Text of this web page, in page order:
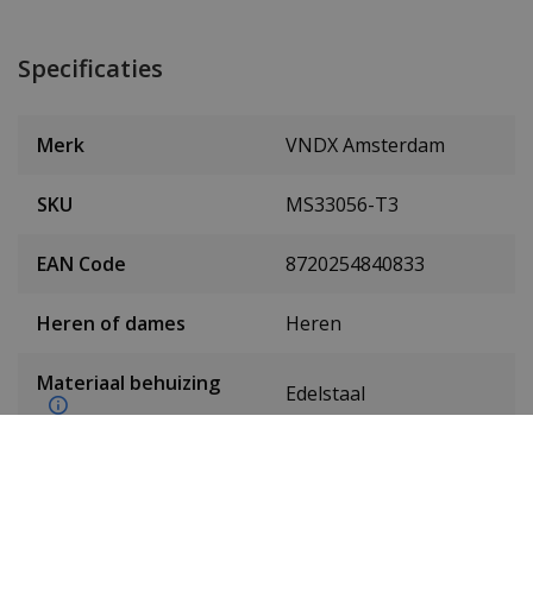
Specificaties
Merk VNDX Amsterdam
SKU MS33056-T3
EAN Code 8720254840833
Heren of dames Heren
Materiaal behuizing Edelstaal